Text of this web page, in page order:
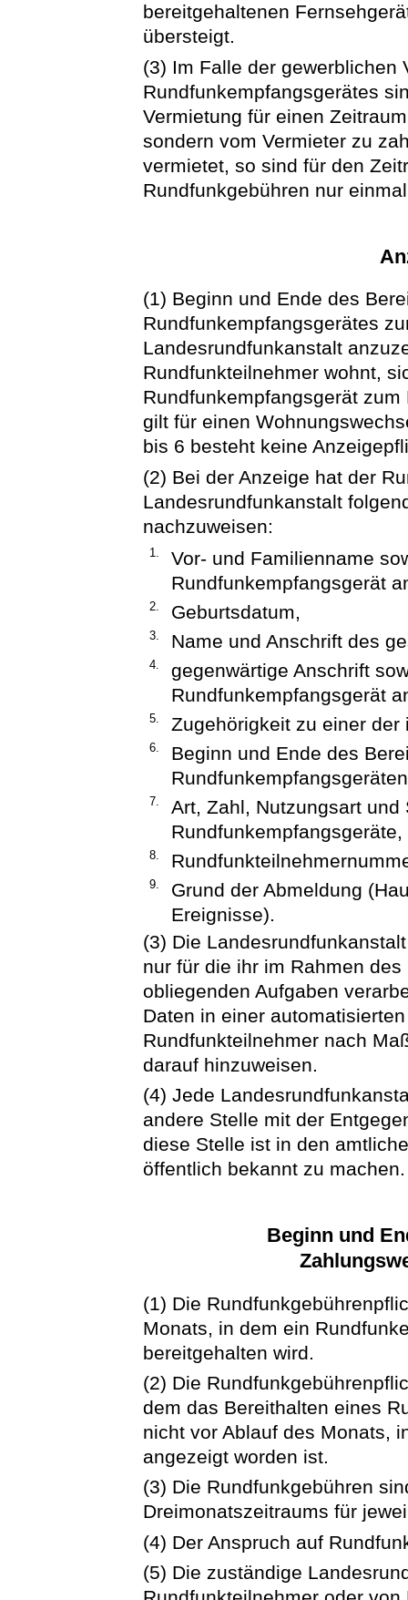
bereitgehaltenen
übersteigt.
(3) Im Falle der gewerblichen
Rundfunkempfangsgerätes
Vermietung für einen
sondern vom Vermieter zu
vermietet, so sind für den
Rundfunkgebühren nur
(1) Beginn und Ende des
Rundfunkempfangsgerätes
Landesrundfunkanstalt
Rundfunkteilnehmer wohnt,
Rundfunkempfangsgerät
gilt für einen
bis 6 besteht keine
(2) Bei der Anzeige hat der
Landesrundfunkanstalt
nachzuweisen:
1.
Vor- und Familienname
Rundfunkempfangsgerät
2. Geburtsdatum,
3. Name und Anschrift des
4.
gegenwärtige Anschrift
Rundfunkempfangsgerät
5. Zugehörigkeit zu einer
6.
Beginn und Ende des
7.
Art, Zahl, Nutzungsart und
Rundfunkempfangsgeräte,
8.
9.
Grund der Abmeldung
Ereignisse).
(3) Die
nur für die ihr im Rahmen
obliegenden Aufgaben
Daten in einer
Rundfunkteilnehmer nach
darauf hinzuweisen.
(4) Jede
andere Stelle mit der
diese Stelle ist in den
öffentlich bekannt zu machen.
Beginn und
(1) Die
Monats, in dem ein
bereitgehalten wird.
(2) Die
dem das Bereithalten eines
nicht vor Ablauf des Monats,
angezeigt worden ist.
(3) Die Rundfunkgebühren
Dreimonatszeitraums für
(4) Der Anspruch auf
(5) Die zuständige